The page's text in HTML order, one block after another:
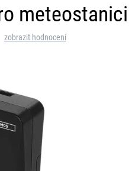
zobrazit hodnocení